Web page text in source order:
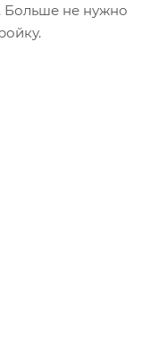
Больше не нужно